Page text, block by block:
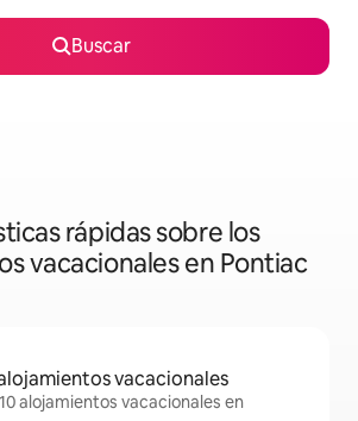
Buscar
rápidas sobre los
vacacionales en Pontiac
vacacionales
alojamientos vacacionales en